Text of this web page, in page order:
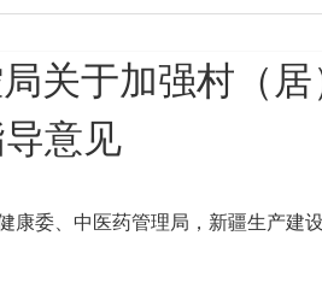
关于加强村（
意见
委、中医药管理局，新疆生产建设